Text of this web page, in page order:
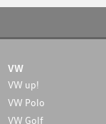
VW
VW up!
VW Polo
VW Golf